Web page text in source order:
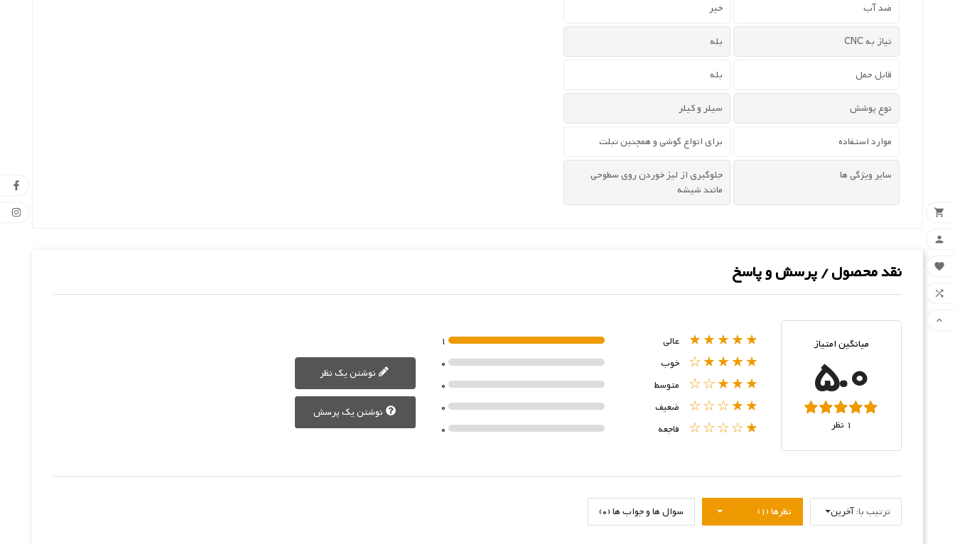
ضد آب خیر
نیاز به CNC بله
قابل حمل بله
نوع پوشش سیلر و کیلر
موارد استفاده برای انواع گوشی و همچنین تبلت
سایر ویژگی ها
جلوگیری از لیز خوردن روی سطوحی
مانند شیشه
نقد محصول / پرسش و پاسخ
میانگین امتیاز
5.0
1 نظر
★★★★★ عالی 1
★★★★☆ خوب 0
★★★☆☆ متوسط 0
★★☆☆☆ ضعیف 0
★☆☆☆☆ فاجعه 0
نوشتن یک نظر
نوشتن یک پرسش
نظرها (1) سوال ها و جواب ها (0) ترتیب با:آخرین




